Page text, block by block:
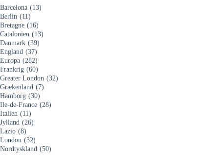
Barcelona (13)
Berlin (11)
Bretagne (16)
Catalonien (13)
Danmark (39)
England (37)
Europa (282)
Frankrig (60)
Greater London (32)
Grækenland (7)
Hamborg (30)
Ile-de-France (28)
Italien (11)
Jylland (26)
Lazio (8)
London (32)
Nordtyskland (50)